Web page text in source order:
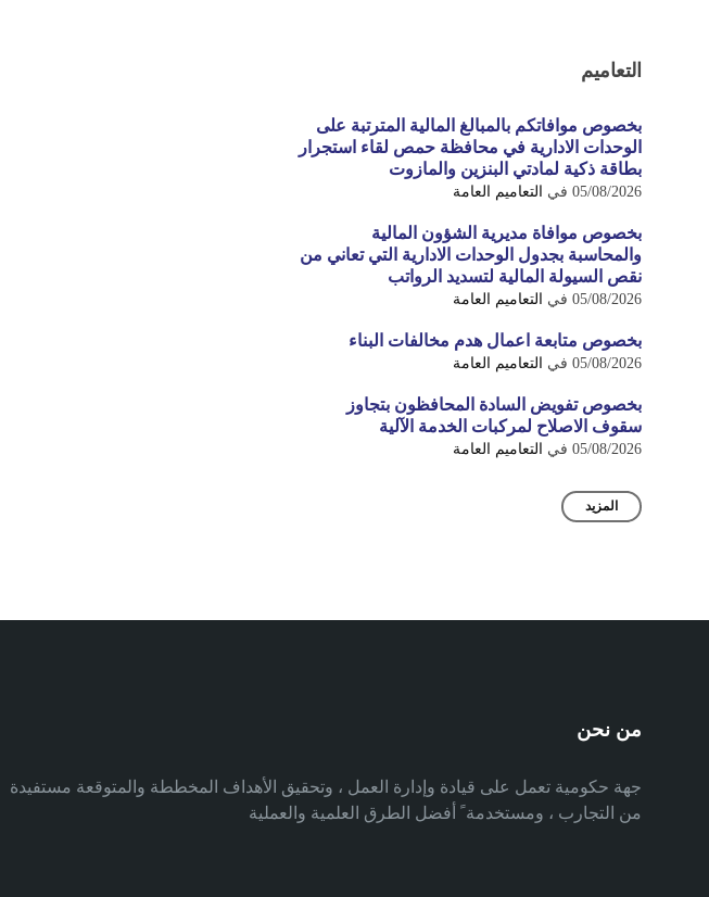
التعاميم
بخصوص موافاتكم بالمبالغ المالية المترتبة على
الوحدات الادارية في محافظة حمص لقاء استجرار
بطاقة ذكية لمادتي البنزين والمازوت
05/08/2026 في التعاميم العامة
بخصوص موافاة مديرية الشؤون المالية
والمحاسبة بجدول الوحدات الادارية التي تعاني من
نقص السيولة المالية لتسديد الرواتب
05/08/2026 في التعاميم العامة
بخصوص متابعة اعمال هدم مخالفات البناء
05/08/2026 في التعاميم العامة
بخصوص تفويض السادة المحافظون بتجاوز
سقوف الاصلاح لمركبات الخدمة الآلية
05/08/2026 في التعاميم العامة
المزيد
من نحن
جهة حكومية تعمل على قيادة وإدارة العمل ، وتحقيق الأهداف المخططة والمتوقعة مستفيدة
من التجارب ، ومستخدمة ً أفضل الطرق العلمية والعملية